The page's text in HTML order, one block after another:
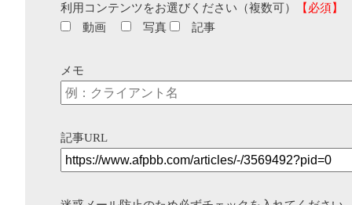
利用コンテンツをお選びください（複数可）
【必須】
動画
写真 記事
メモ
記事URL